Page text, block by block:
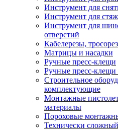
Инструмент для
Инструмент для
Инструмент для
отверстий
Кабелерезы,
Матрицы и насадки
Ручные пресс-клещи
Ручные пресс-
Строительное
комплектующие
Монтажные
материалы
Пороховые
Технически